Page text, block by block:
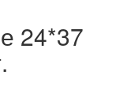
24*37